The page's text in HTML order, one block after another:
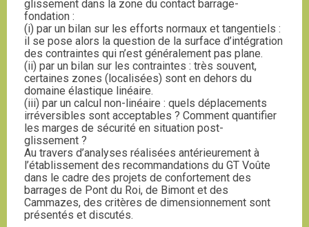
glissement dans la zone du contact barrage-
fondation :
(i) par un bilan sur les efforts normaux et tangentiels :
il se pose alors la question de la surface d’intégration
des contraintes qui n’est généralement pas plane.
(ii) par un bilan sur les contraintes : très souvent,
certaines zones (localisées) sont en dehors du
domaine élastique linéaire.
(iii) par un calcul non-linéaire : quels déplacements
irréversibles sont acceptables ? Comment quantifier
les marges de sécurité en situation post-
glissement ?
Au travers d’analyses réalisées antérieurement à
l’établissement des recommandations du GT Voûte
dans le cadre des projets de confortement des
barrages de Pont du Roi, de Bimont et des
Cammazes, des critères de dimensionnement sont
présentés et discutés.